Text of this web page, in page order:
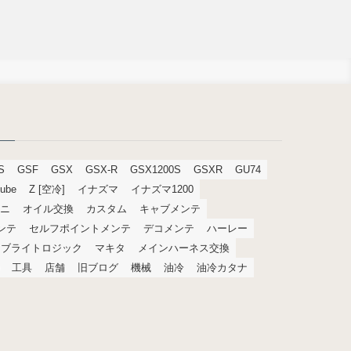
GSF GSX GSX-R GSX1200S GSXR
GU74
Z [空冷] イナズマ
イナズマ1200
オイル交換 カスタム
キャブメンテ
テ セルフポイントメンテ デコメンテ
ハーレー
ブライトロジック マキタ
メインハーネス交換
工具 店舗 旧ブログ 機械 油冷
油冷カタナ